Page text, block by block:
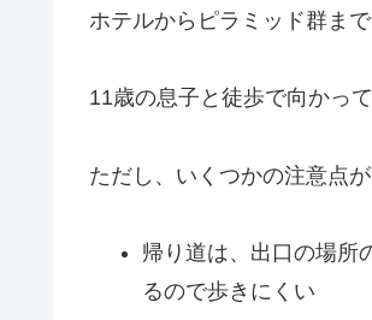
ホテルからピラミッド群ま
11歳の息子と徒歩で向かっ
ただし、いくつかの注意点が
帰り道は、出口の場所
るので歩きにくい